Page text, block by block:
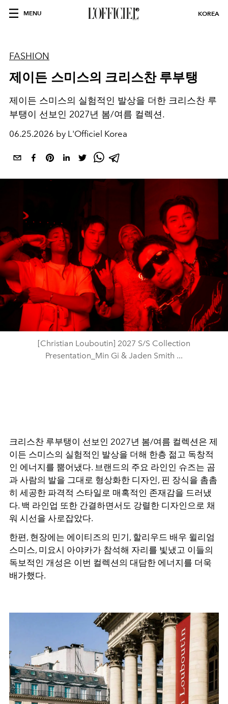
MENU KOREA
FASHION
제이든 스미스의 크리스찬 루부탱
제이든 스미스의 실험적인 발상을 더한 크리스찬 루
부탱이 선보인 2027년 봄/여름 컬렉션.
06.25.2026 by L'Officiel Korea
[Christian Louboutin] 2027 S/S Collection
Presentation_Min Gi & Jaden Smith ...
크리스찬 루부탱이 선보인 2027년 봄/여름 컬렉션은 제
이든 스미스의 실험적인 발상을 더해 한층 젊고 독창적
인 에너지를 뿜어냈다. 브랜드의 주요 라인인 슈즈는 곰
과 사람의 발을 그대로 형상화한 디자인, 핀 장식을 촘촘
히 세공한 파격적 스타일로 매혹적인 존재감을 드러냈
다. 백 라인업 또한 간결하면서도 강렬한 디자인으로 채
워 시선을 사로잡았다.
한편, 현장에는 에이티즈의 민기, 할리우드 배우 윌리엄
스미스, 미요시 아야카가 참석해 자리를 빛냈고 이들의
독보적인 개성은 이번 컬렉션의 대담한 에너지를 더욱
배가했다.